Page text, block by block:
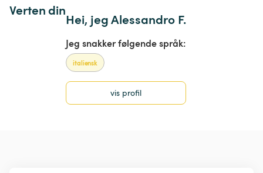
Verten din
Hei, jeg Alessandro F.
Jeg snakker følgende språk:
italiensk
vis profil